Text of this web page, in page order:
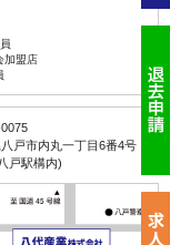
加盟店
戸市内丸一丁目6番4号
戸駅構内)